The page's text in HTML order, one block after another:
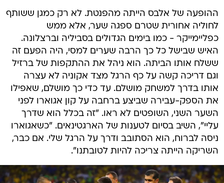
ההופעה של אלבס הייתה מהפנטת. לא רק כמגן ששותף
לחוליה אחורית שטרם ספגה שער, אלא ממש
כפליימייקר - כמו בימים הגדולים בסביליה וברצלונה.
האיש שבישל כל כך הרבה שערים למסי, היה הפעם זה
ששלח אותו הביתה. הוא ניהל את ההתקפות של ברזיל
וגם דריכה קשה על כף הרגל מצד אקוניה לא עצרה
אותו בדרך למשחק מושלם. עד כדי כך מושלם, שאפילו
את הספק-עבירה שביצע ברחבה על קון אגוארו לפני
השער השני, השופטים לא ראו. "זה בכלל הוא שדרך
עליי", השיב בסיום לטענות של הארגטינאים. "כשאגוארו
ניסה לברוח, הוא הסתובב ודרך על הרגל שלי. אם כבר,
השריקה הייתה צריכה להיות לטובתנו".